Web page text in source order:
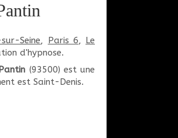
Seine, Paris 6, Le
d'hypnose.
(93500) est une
est Saint-Denis.